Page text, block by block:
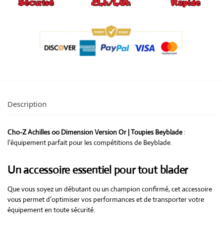
Description
Cho-Z Achilles 00 Dimension Version Or | Toupies Beyblade :
l’équipement parfait pour les compétitions de Beyblade.
Un accessoire essentiel pour tout blader
Que vous soyez un débutant ou un champion confirmé, cet accessoire
vous permet d’optimiser vos performances et de transporter votre
équipement en toute sécurité.